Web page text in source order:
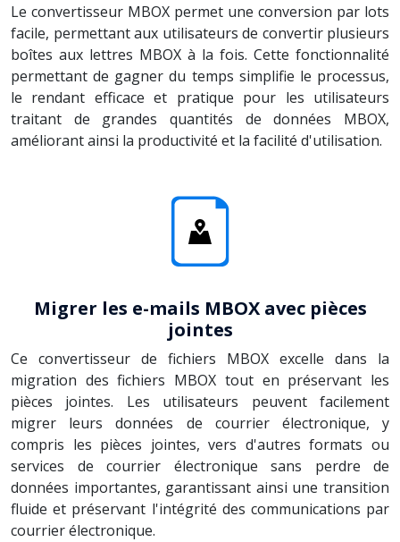
Le convertisseur MBOX permet une conversion par lots
facile, permettant aux utilisateurs de convertir plusieurs
boîtes aux lettres MBOX à la fois. Cette fonctionnalité
permettant de gagner du temps simplifie le processus,
le rendant efficace et pratique pour les utilisateurs
traitant de grandes quantités de données MBOX,
améliorant ainsi la productivité et la facilité d'utilisation.
Migrer les e-mails MBOX avec pièces
jointes
Ce convertisseur de fichiers MBOX excelle dans la
migration des fichiers MBOX tout en préservant les
pièces jointes. Les utilisateurs peuvent facilement
migrer leurs données de courrier électronique, y
compris les pièces jointes, vers d'autres formats ou
services de courrier électronique sans perdre de
données importantes, garantissant ainsi une transition
fluide et préservant l'intégrité des communications par
courrier électronique.